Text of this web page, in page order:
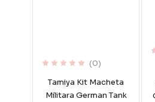
(0)
Tamiya Kit Macheta
Militara German Tank